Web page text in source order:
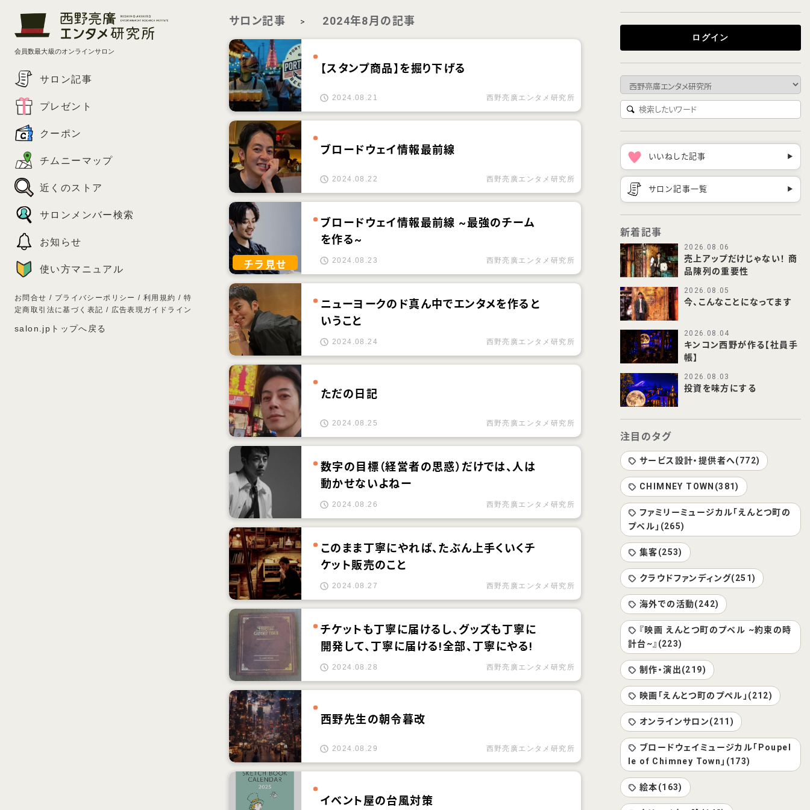
会員数最大級のオンラインサロン
サロン記事
プレゼント
クーポン
チムニーマップ
近くのストア
サロンメンバー検索
お知らせ
使い方マニュアル
お問合せ / プライバシーポリシー / 利用規約 / 特
定商取引法に基づく表記 / 広告表現ガイドライン
salon.jpトップへ戻る
サロン記事 > 2024年8月の記事
【スタンプ商品】を掘り下げる
2024.08.21 西野亮廣エンタメ研究所
ブロードウェイ情報最前線
2024.08.22 西野亮廣エンタメ研究所
チラ見せ
ブロードウェイ情報最前線 ~最強のチーム
を作る~
2024.08.23 西野亮廣エンタメ研究所
ニューヨークのド真ん中でエンタメを作ると
いうこと
2024.08.24 西野亮廣エンタメ研究所
ただの日記
2024.08.25 西野亮廣エンタメ研究所
数字の目標（経営者の思惑）だけでは、人は
動かせないよねー
2024.08.26 西野亮廣エンタメ研究所
このまま丁寧にやれば、たぶん上手くいくチ
ケット販売のこと
2024.08.27 西野亮廣エンタメ研究所
チケットも丁寧に届けるし、グッズも丁寧に
開発して、丁寧に届ける!全部、丁寧にやる!
2024.08.28 西野亮廣エンタメ研究所
西野先生の朝令暮改
2024.08.29 西野亮廣エンタメ研究所
イベント屋の台風対策
ログイン
いいねした記事 ▶︎
サロン記事一覧 ▶︎
新着記事
2026.08.06
売上アップだけじゃない！ 商
品陳列の重要性
2026.08.05
今、こんなことになってます
2026.08.04
キンコン西野が作る【社員手
帳】
2026.08.03
投資を味方にする
注目のタグ
サービス設計・提供者へ(772)
CHIMNEY TOWN(381)
ファミリーミュージカル「えんとつ町の
プペル」(265)
集客(253)
クラウドファンディング(251)
海外での活動(242)
『映画 えんとつ町のプペル ~約束の時
計台~』(223)
制作・演出(219)
映画「えんとつ町のプぺル」(212)
オンラインサロン(211)
ブロードウェイミュージカル「Poupel
le of Chimney Town」(173)
絵本(163)